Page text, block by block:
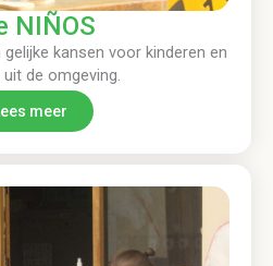
NIÑOS
kansen voor kinderen en
de omgeving.
meer